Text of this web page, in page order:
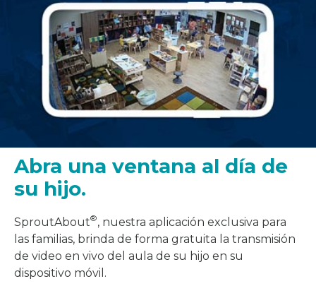
Abra una ventana al día de
su hijo.
SproutAbout®, nuestra aplicación exclusiva para
las familias, brinda de forma gratuita la transmisión
de video en vivo del aula de su hijo en su
dispositivo móvil.